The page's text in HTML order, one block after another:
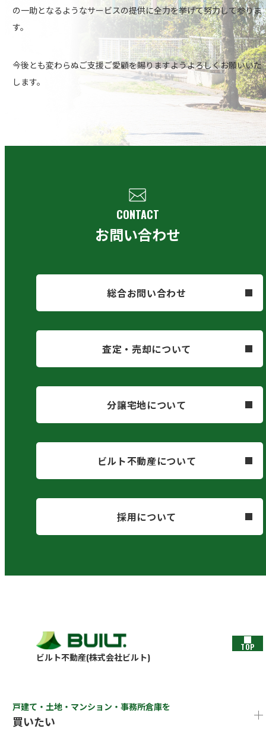
の一助となるようなサービスの提供に全力を挙げて努力して参りま
す。
今後とも変わらぬご支援ご愛顧を賜りますようよろしくお願いいた
します。
CONTACT
お問い合わせ
総合お問い合わせ
査定・売却について
分譲宅地について
ビルト不動産について
採用について
ビルト不動産(株式会社ビルト)
TOP
戸建て・土地・マンション・事務所倉庫を
買いたい